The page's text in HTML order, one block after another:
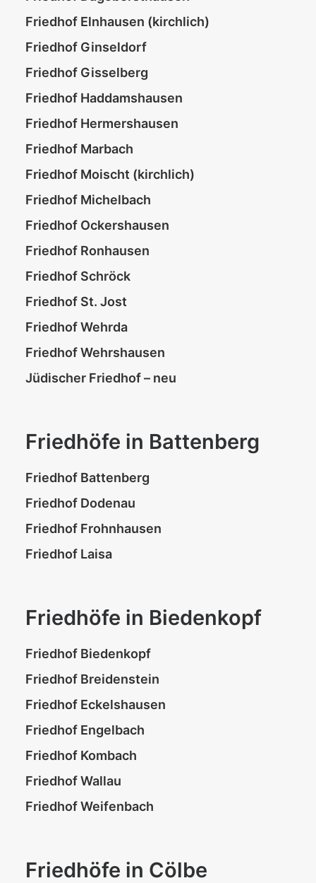
Friedhof Elnhausen (kirchlich)
Friedhof Ginseldorf
Friedhof Gisselberg
Friedhof Haddamshausen
Friedhof Hermershausen
Friedhof Marbach
Friedhof Moischt (kirchlich)
Friedhof Michelbach
Friedhof Ockershausen
Friedhof Ronhausen
Friedhof Schröck
Friedhof St. Jost
Friedhof Wehrda
Friedhof Wehrshausen
Jüdischer Friedhof – neu
Friedhöfe in Battenberg
Friedhof Battenberg
Friedhof Dodenau
Friedhof Frohnhausen
Friedhof Laisa
Friedhöfe in Biedenkopf
Friedhof Biedenkopf
Friedhof Breidenstein
Friedhof Eckelshausen
Friedhof Engelbach
Friedhof Kombach
Friedhof Wallau
Friedhof Weifenbach
Friedhöfe in Cölbe